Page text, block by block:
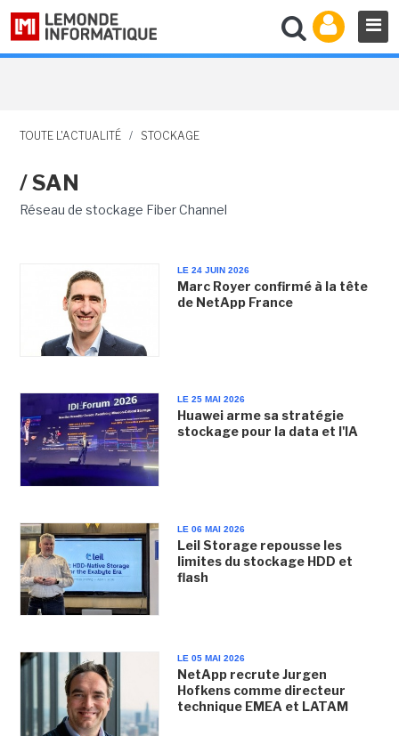
TOUTE L'ACTUALITÉ / STOCKAGE
/ SAN
Réseau de stockage Fiber Channel
LE 24 JUIN 2026
Marc Royer confirmé à la tête
de NetApp France
LE 25 MAI 2026
Huawei arme sa stratégie
stockage pour la data et l'IA
LE 06 MAI 2026
Leil Storage repousse les
limites du stockage HDD et
flash
LE 05 MAI 2026
NetApp recrute Jurgen
Hofkens comme directeur
technique EMEA et LATAM